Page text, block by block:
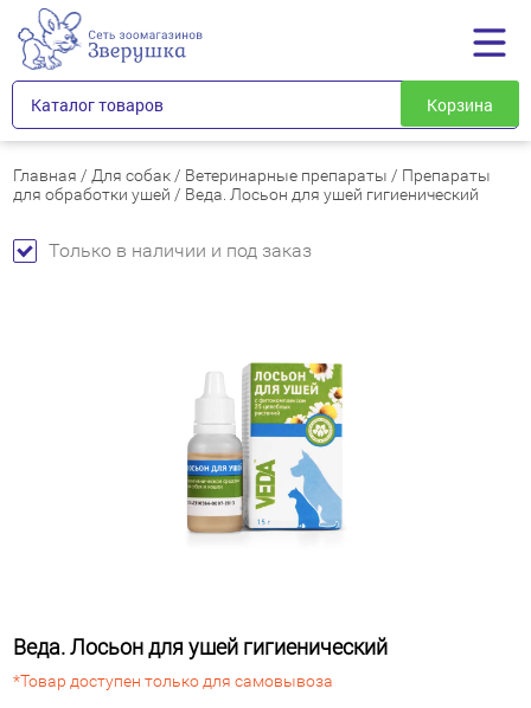
Каталог товаров Корзина
Главная / Для собак / Ветеринарные препараты / Препараты
для обработки ушей / Веда. Лосьон для ушей гигиенический
Только в наличии и под заказ
Веда. Лосьон для ушей гигиенический
*Товар доступен только для самовывоза